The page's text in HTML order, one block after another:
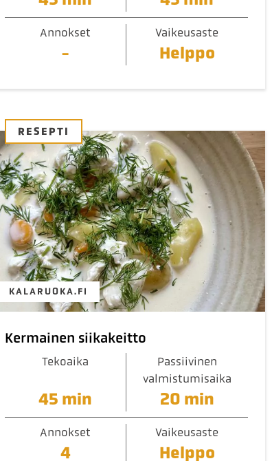
Annokset
-
Vaikeusaste
Helppo
RESEPTI
KALARUOKA.FI
Kermainen siikakeitto
Tekoaika
45 min
Passiivinen
valmistumisaika
20 min
Annokset
4
Vaikeusaste
Helppo